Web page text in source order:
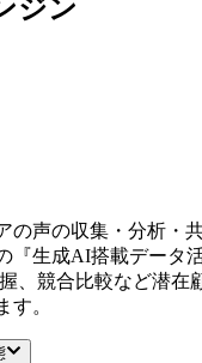
ン
声の収集・分析・共
生成AI搭載データ活
競合比較など潜在顧
。